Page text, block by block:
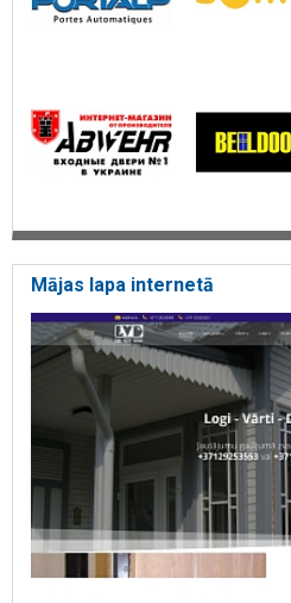
Mājas lapa internetā